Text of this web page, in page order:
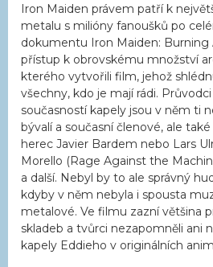
Iron Maiden právem patří k
metalu s milióny fanoušků po
dokumentu Iron Maiden: Burning
přístup k obrovskému množství
kterého vytvořili film, jehož
všechny, kdo je mají rádi.
současností kapely jsou v něm ti
bývalí a současní členové, ale
herec Javier Bardem nebo Lars
Morello (Rage Against the
a další. Nebyl by to ale správný
kdyby v něm nebyla i spousta
metalové. Ve filmu zazní většina
skladeb a tvůrci nezapomněli ani
kapely Eddieho v originálních